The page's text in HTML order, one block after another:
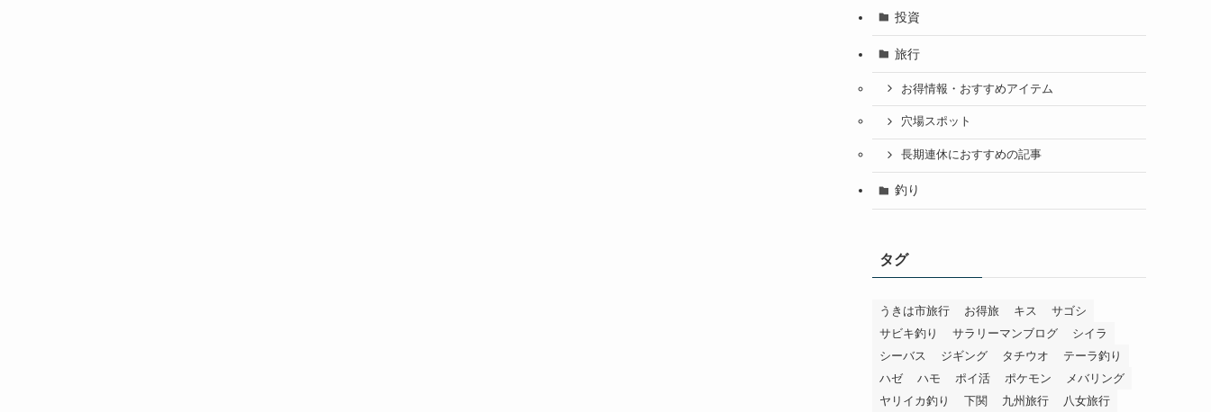
投資
旅行
お得情報・おすすめアイテム
穴場スポット
長期連休におすすめの記事
釣り
タグ
うきは市旅行 お得旅 キス
サゴシ
サビキ釣り
サラリーマンブログ
シイラ
シーバス
ジギング タチウオ
テーラ釣り
ハゼ
ハモ ポイ活 ポケモン
メバリング
ヤリイカ釣り
下関 九州旅行
八女旅行